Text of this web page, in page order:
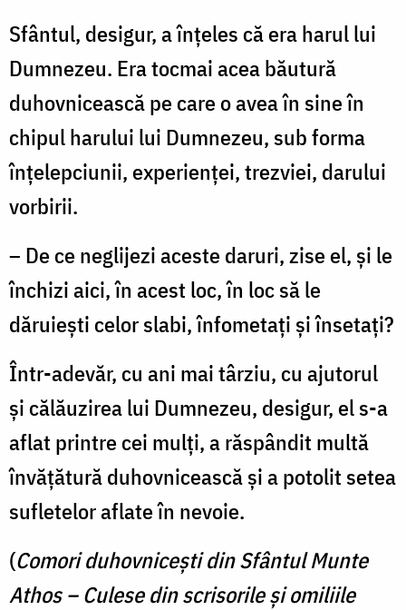
Sfântul, desigur, a înțeles că era harul lui
Dumnezeu. Era tocmai acea băutură
duhovnicească pe care o avea în sine în
chipul harului lui Dumnezeu, sub forma
înțelepciunii, experienței, trezviei, darului
vorbirii.
– De ce neglijezi aceste daruri, zise el, și le
închizi aici, în acest loc, în loc să le
dăruiești celor slabi, înfometați și însetați?
Într-adevăr, cu ani mai târziu, cu ajutorul
și călăuzirea lui Dumnezeu, desigur, el s-a
aflat printre cei mulți, a răspândit multă
învățătură duhovnicească și a potolit setea
sufletelor aflate în nevoie.
(Comori duhovnicești din Sfântul Munte
Athos – Culese din scrisorile și omiliile